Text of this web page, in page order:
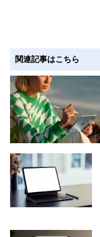
関連記事はこちら